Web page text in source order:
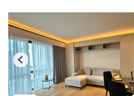
Previous